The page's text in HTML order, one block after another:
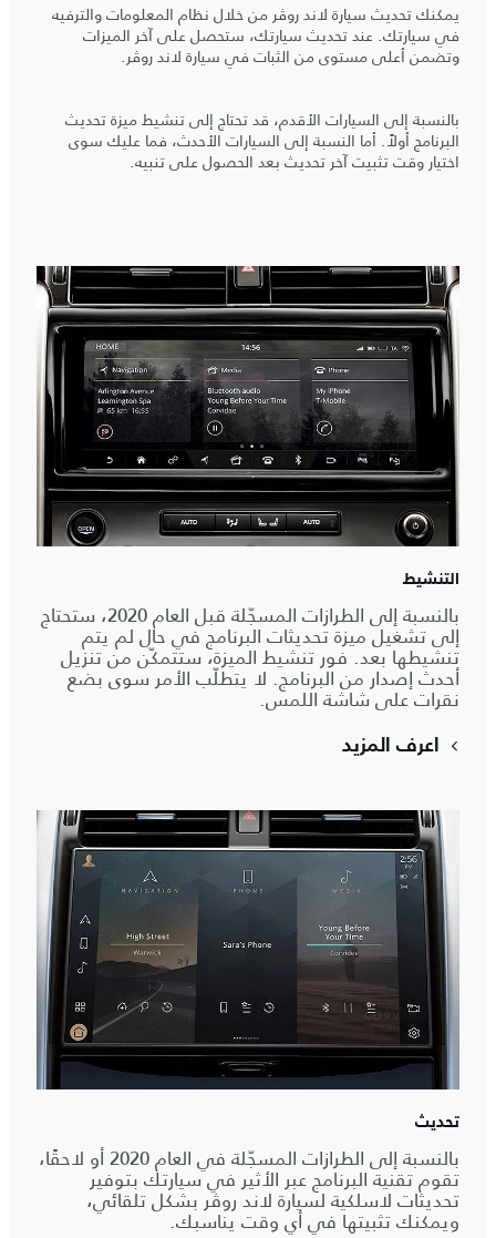
يمكنك تحديث سيارة لاند روڤر من خلال نظام المعلومات والترفيه
في سيارتك. عند تحديث سيارتك، ستحصل على آخر الميزات
وتضمن أعلى مستوى من الثبات في سيارة لاند روڤر.
بالنسبة إلى السيارات الأقدم، قد تحتاج إلى تنشيط ميزة تحديث
البرنامج أولاً. أما النسبة إلى السيارات الأحدث، فما عليك سوى
اختيار وقت تثبيت آخر تحديث بعد الحصول على تنبيه.
التنشيط
بالنسبة إلى الطرازات المسجّلة قبل العام 2020، ستحتاج
إلى تشغيل ميزة تحديثات البرنامج في حال لم يتم
تنشيطها بعد. فور تنشيط الميزة، ستتمكّن من تنزيل
أحدث إصدار من البرنامج. لا يتطلّب الأمر سوى بضع
نقرات على شاشة اللمس.
اعرف المزيد
تحديث
بالنسبة إلى الطرازات المسجّلة في العام 2020 أو لاحقًا،
تقوم تقنية البرنامج عبر الأثير في سيارتك بتوفير
تحديثات لاسلكية لسيارة لاند روڤر بشكل تلقائي،
ويمكنك تثبيتها في أي وقت يناسبك.